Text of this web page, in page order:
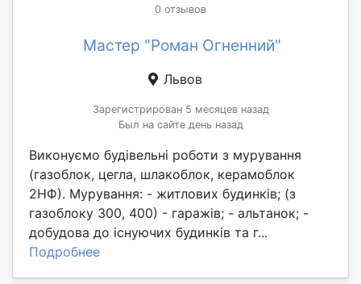
0 отзывов
Мастер "Роман Огненний"
Львов
Зарегистрирован 5 месяцев назад
Был на сайте день назад
Виконуємо будівельні роботи з мурування
(газоблок, цегла, шлакоблок, керамоблок
2НФ). Мурування: - житлових будинків; (з
газоблоку 300, 400) - гаражів; - альтанок; -
добудова до існуючих будинків та г...
Подробнее